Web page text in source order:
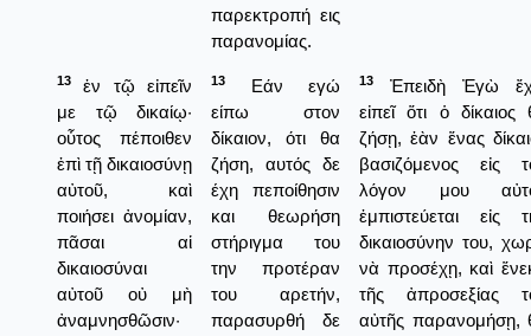
παρεκτροπή εις
παρανομίας.
13
ἐν τῷ εἰπεῖν
με τῷ δικαίῳ·
οὗτος πέποιθεν
ἐπὶ τῇ δικαιοσύνῃ
αὐτοῦ, καὶ
ποιήσει ἀνομίαν,
πᾶσαι αἱ
δικαιοσύναι
αὐτοῦ οὐ μὴ
ἀναμνησθῶσιν·
13
Εάν εγώ
είπω στον
δίκαιον, ότι θα
ζήση, αυτός δε
έχη πεποίθησιν
και θεωρήση
στήριγμα του
την προτέραν
του αρετήν,
παρασυρθή δε
13
Ἐπειδὴ Ἐγὼ
εἰπεῖ ὅτι ὁ δίκαιος
ζήσῃ, ἐὰν ἕνας
βασιζόμενος εἰς
λόγον μου
ἐμπιστεύεται εἰς
δικαιοσύνην του,
νὰ προσέχῃ, καὶ
τῆς ἀπροσεξίας
αὐτῆς παρανομήσῃ,